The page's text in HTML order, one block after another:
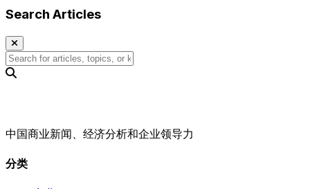
Search Articles
中国商业新闻、经济分析和企业领导力
分类